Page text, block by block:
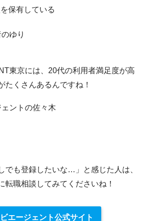
保有している
東京には、 20代の利用者満足度が高
たくさんあるんですね！
でも登録したいな…」と感じた人は、
転職相談してみてくださいね！
エージェント公式サイト